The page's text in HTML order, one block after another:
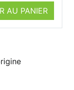
AU PANIER